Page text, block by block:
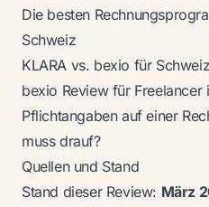
Die besten
Schweiz
KLARA vs. bexio für
bexio Review für Freelancer
Pflichtangaben auf einer
muss drauf?
Quellen und Stand
Stand dieser Review: März